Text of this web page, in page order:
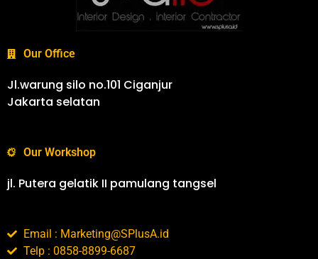
Our Office
Jl.warung silo no.101 Ciganjur
Jakarta selatan
Our Workshop
jl. Putera gelatik II pamulang tangsel
Email : Marketing@SPlusA.id
Telp : 0858-8899-6687